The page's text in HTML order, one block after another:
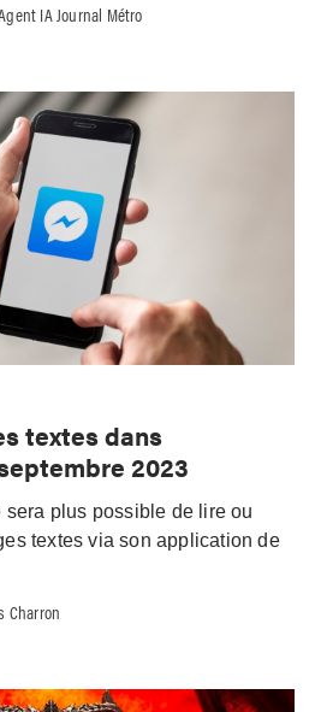
IA Journal Métro
textes dans
2023
sera plus possible de lire ou
textes via son application de
Charron